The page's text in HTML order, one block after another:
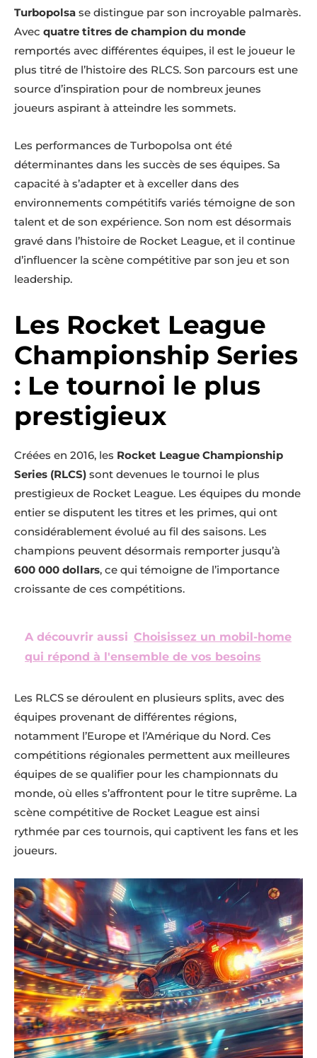
Turbopolsa se distingue par son incroyable palmarès.
Avec quatre titres de champion du monde
remportés avec différentes équipes, il est le joueur le
plus titré de l’histoire des RLCS. Son parcours est une
source d’inspiration pour de nombreux jeunes
joueurs aspirant à atteindre les sommets.
Les performances de Turbopolsa ont été
déterminantes dans les succès de ses équipes. Sa
capacité à s’adapter et à exceller dans des
environnements compétitifs variés témoigne de son
talent et de son expérience. Son nom est désormais
gravé dans l’histoire de Rocket League, et il continue
d’influencer la scène compétitive par son jeu et son
leadership.
Les Rocket League
Championship Series
: Le tournoi le plus
prestigieux
Créées en 2016, les Rocket League Championship
Series (RLCS) sont devenues le tournoi le plus
prestigieux de Rocket League. Les équipes du monde
entier se disputent les titres et les primes, qui ont
considérablement évolué au fil des saisons. Les
champions peuvent désormais remporter jusqu’à
600 000 dollars, ce qui témoigne de l’importance
croissante de ces compétitions.
A découvrir aussi Choisissez un mobil-home
qui répond à l'ensemble de vos besoins
Les RLCS se déroulent en plusieurs splits, avec des
équipes provenant de différentes régions,
notamment l’Europe et l’Amérique du Nord. Ces
compétitions régionales permettent aux meilleures
équipes de se qualifier pour les championnats du
monde, où elles s’affrontent pour le titre suprême. La
scène compétitive de Rocket League est ainsi
rythmée par ces tournois, qui captivent les fans et les
joueurs.